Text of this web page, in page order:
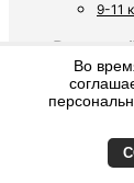
9-11
4
9-
Во